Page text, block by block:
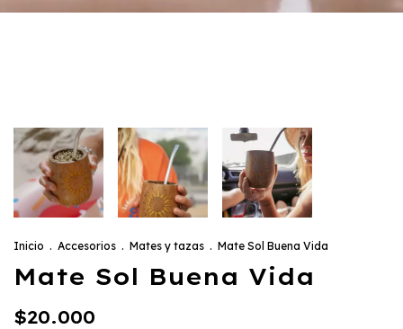
Inicio . Accesorios . Mates y tazas . Mate Sol Buena Vida
Mate Sol Buena Vida
$20.000